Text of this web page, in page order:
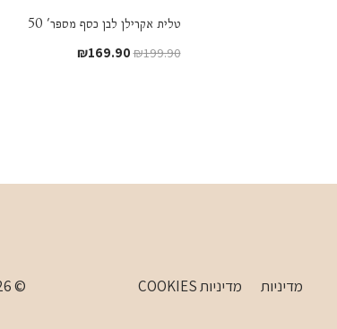
טלית אקרילן לבן כסף מספר' 50
₪199.90
המחיר
₪169.90 המחיר
מדיניות מדיניות COOKIES © 2026 Judaica Gifts - WordPress Theme by